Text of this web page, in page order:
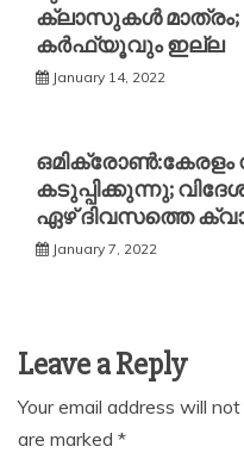
ക്ലാസുകള്‍
കര്‍ഫ്യൂവും ഇല്ല
January 14, 2022
ഒമിക്രോണ്‍:കേരളം
കടുപ്പിക്കുന്നു;
ഏഴ് ദിവസത്തെ
January 7, 2022
Leave a Reply
Your email address will not
are marked *